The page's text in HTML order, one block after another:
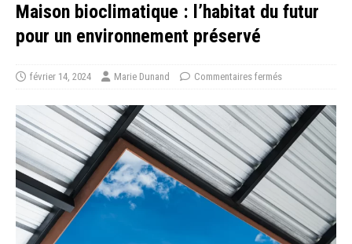
Maison bioclimatique : l’habitat du futur
pour un environnement préservé
février 14, 2024 Marie Dunand Commentaires fermés